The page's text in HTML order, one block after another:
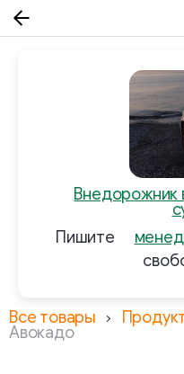
Внедорожник
Пишите
Все товары
Авокадо